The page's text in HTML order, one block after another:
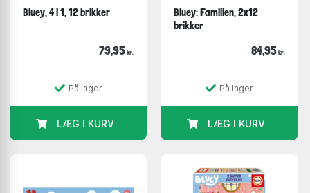
Bluey, 4 i 1, 12 brikker
79,95 kr.
På lager
LÆG I KURV
Bluey: Familien, 2x12
brikker
84,95 kr.
På lager
LÆG I KURV